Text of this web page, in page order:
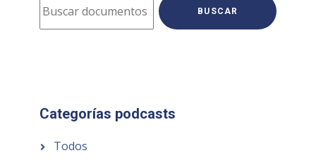
BUSCAR
Categorías podcasts
Todos